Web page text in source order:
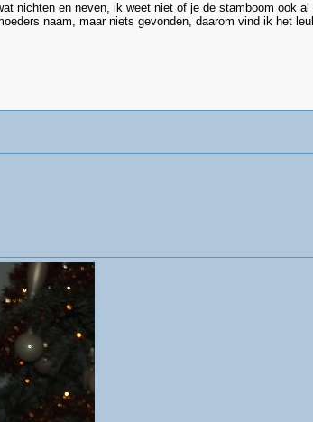
nichten en neven, ik weet niet of je de stamboom ook
naam, maar niets gevonden, daarom vind ik het